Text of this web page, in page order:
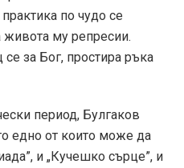
по чудо се
живота му репресии.
за Бог, простира ръка
период, Булгаков
едно от които може да
и „Кучешко сърце”, и